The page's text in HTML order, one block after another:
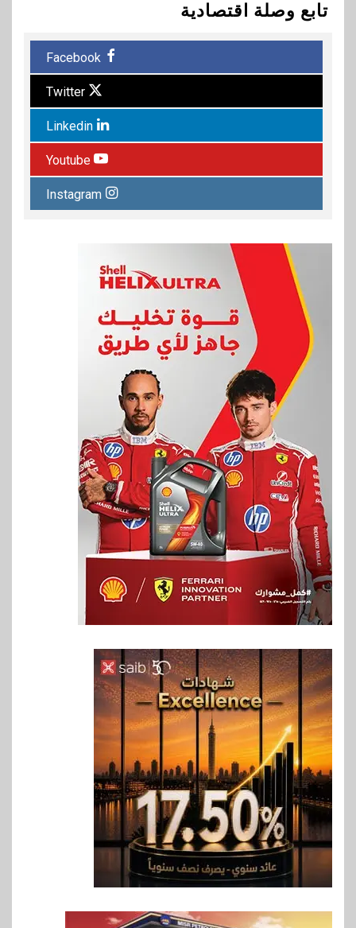
تابع وصلة اقتصادية
Facebook
Twitter
Linkedin
Youtube
Instagram
6
بنوك
بنك QNB مصر يعزز جاهزية
المشروعات الصغيرة والمتوسطة
للنمو والتوسع
7 اخبار
فيكسد مصر و”حلول” تتشاركان
في تطوير أول منصة للسياحة
الصحية في مصر والشرق الأوسط
وأفريقيا Tour4Cure
8
سوق وصلة